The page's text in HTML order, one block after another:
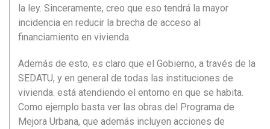
la ley. Sinceramente, creo que eso tendrá la mayor
incidencia en reducir la brecha de acceso al
financiamiento en vivienda.
Además de esto, es claro que el Gobierno, a través de la
SEDATU, y en general de todas las instituciones de
vivienda. está atendiendo el entorno en que se habita.
Como ejemplo basta ver las obras del Programa de
Mejora Urbana, que además incluyen acciones de